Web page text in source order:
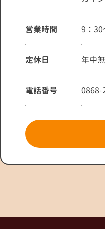
営業時間 9：
定休日 年中
電話番号 0868-